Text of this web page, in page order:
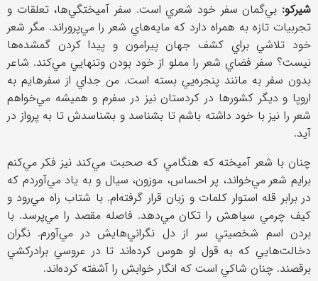
شيركو: بي‌گمان سفر خود شعري است. سفر آميختگي‌ها،‌ تعلقات و
تجربيات تازه به همراه دارد كه مايه‌هاي شعر را مي‌پروراند. مگر شعر
خود تلاشي براي كشف جهان پيرامون و پيدا كردن گمشده‌ها
نيست؟ سفر فضاي شعر را مملو از خود بودن وتنهايي مي‌كند. شاعر
بدون سفر به مانند پنجره‌يي بسته است. من جداي از سفرهايم به
اروپا و ديگر كشورها در كردستان نيز در سفرم و هميشه مي‌خواهم
شعر را نيز با خود داشته باشم تا بشناسد و بشناسدش تا به پرواز در
آيد.
چنان با شعر آميخته كه هنگامي كه صحبت مي‌كند نيز فكر مي‌كنم
برايم شعر مي‌خواند، پر احساس،‌ موزون، سيال و به ياد مي‌آوردم كه
در برابر قله استوار كلمات و زبان قرار گرفته‌ام. با شتاب راه مي‌رود و
كيف چرمي سياهش را تكان مي‌دهد. فاصله مقصد را مي‌پرسد. با
بردن اسم شخصيتي سر از دل نگراني‌هايش در مي‌آورم. نگران
دخالت‌هايي كه به قول او هوس كرده‌اند تا در عروسي برادركشي
برقصند. چنان شاكي است كه انگار خوابش را آشفته كرده‌اند.